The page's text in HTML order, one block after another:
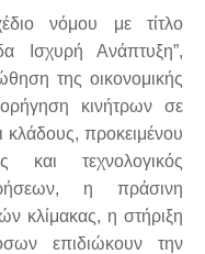
νόμου με τίτλο
Ισχυρή Ανάπτυξη”,
της οικονομικής
κινήτρων σε
κλάδους, προκειμένου
τεχνολογικός
η πράσινη
κλίμακας, η στήριξη
επιδιώκουν την